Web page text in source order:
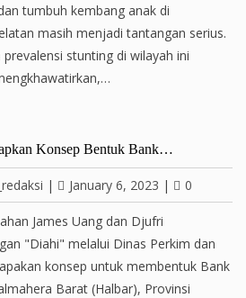
tumbuh kembang anak di
masih menjadi tantangan serius.
stunting di wilayah ini
Konsep Bentuk Bank…
| January 6, 2023 | 0
James Uang dan Djufri
"Diahi" melalui Dinas Perkim dan
konsep untuk membentuk Bank
Barat (Halbar), Provinsi